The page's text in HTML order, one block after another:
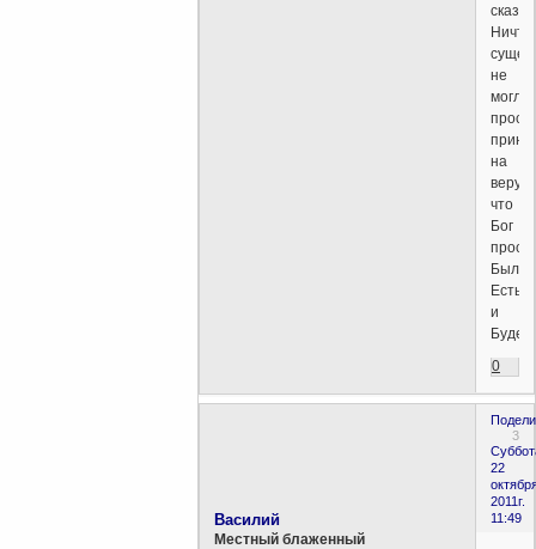
Ничто
не
на
веру
что
Бог
Был
Есть
и
Будет
0
3
22
2011г.
11:49
Василий
Местный блаженный